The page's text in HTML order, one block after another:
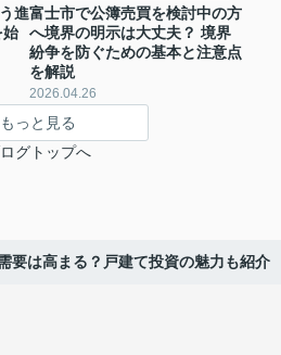
進
始
富士市で公簿売買を検討中の方
へ境界の明示は大丈夫？ 境界
紛争を防ぐための基本と注意点
を解説
2026.04.26
もっと見る
グトップへ
要は高まる？戸建て投資の魅力も紹介